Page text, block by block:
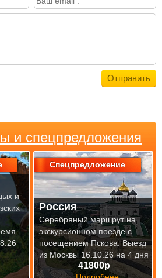
и спецпредложения
и
Спецпредложение
41800р
Россия
Серебряный маршрут на
экскурсионном поезде с
посещением Пскова.Выезд
из Москвы 16.10.26 на 4 дня